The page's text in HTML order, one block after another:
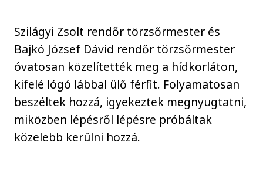
Szilágyi Zsolt rendőr törzsőrmester és
Bajkó József Dávid rendőr törzsőrmester
óvatosan közelítették meg a hídkorláton,
kifelé lógó lábbal ülő férfit. Folyamatosan
beszéltek hozzá, igyekeztek megnyugtatni,
miközben lépésről lépésre próbáltak
közelebb kerülni hozzá.